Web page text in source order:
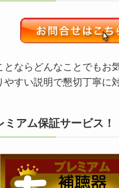
とならどんなことでもお
やすい説明で懇切丁寧に
ミアム保証サービス！